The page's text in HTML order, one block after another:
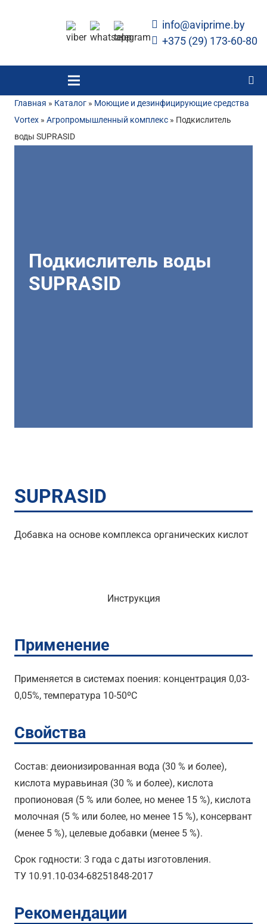
info@aviprime.by
+375 (29) 173-60-80
Главная » Каталог » Моющие и дезинфицирующие средства
Vortex » Агропромышленный комплекс » Подкислитель
воды SUPRASID
Подкислитель воды
SUPRASID
SUPRASID
Добавка на основе комплекса органических кислот
Инструкция
Применение
Применяется в системах поения: концентрация 0,03-
0,05%, температура 10-50ºC
Свойства
Состав: деионизированная вода (30 % и более),
кислота муравьиная (30 % и более), кислота
пропионовая (5 % или более, но менее 15 %), кислота
молочная (5 % или более, но менее 15 %), консервант
(менее 5 %), целевые добавки (менее 5 %).
Срок годности: 3 года с даты изготовления.
ТУ 10.91.10-034-68251848-2017
Рекомендации